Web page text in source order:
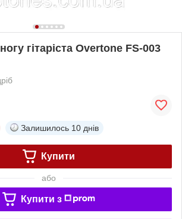
гітаріста Overtone FS-003
Залишилось 10 днів
Купити
або
Купити з